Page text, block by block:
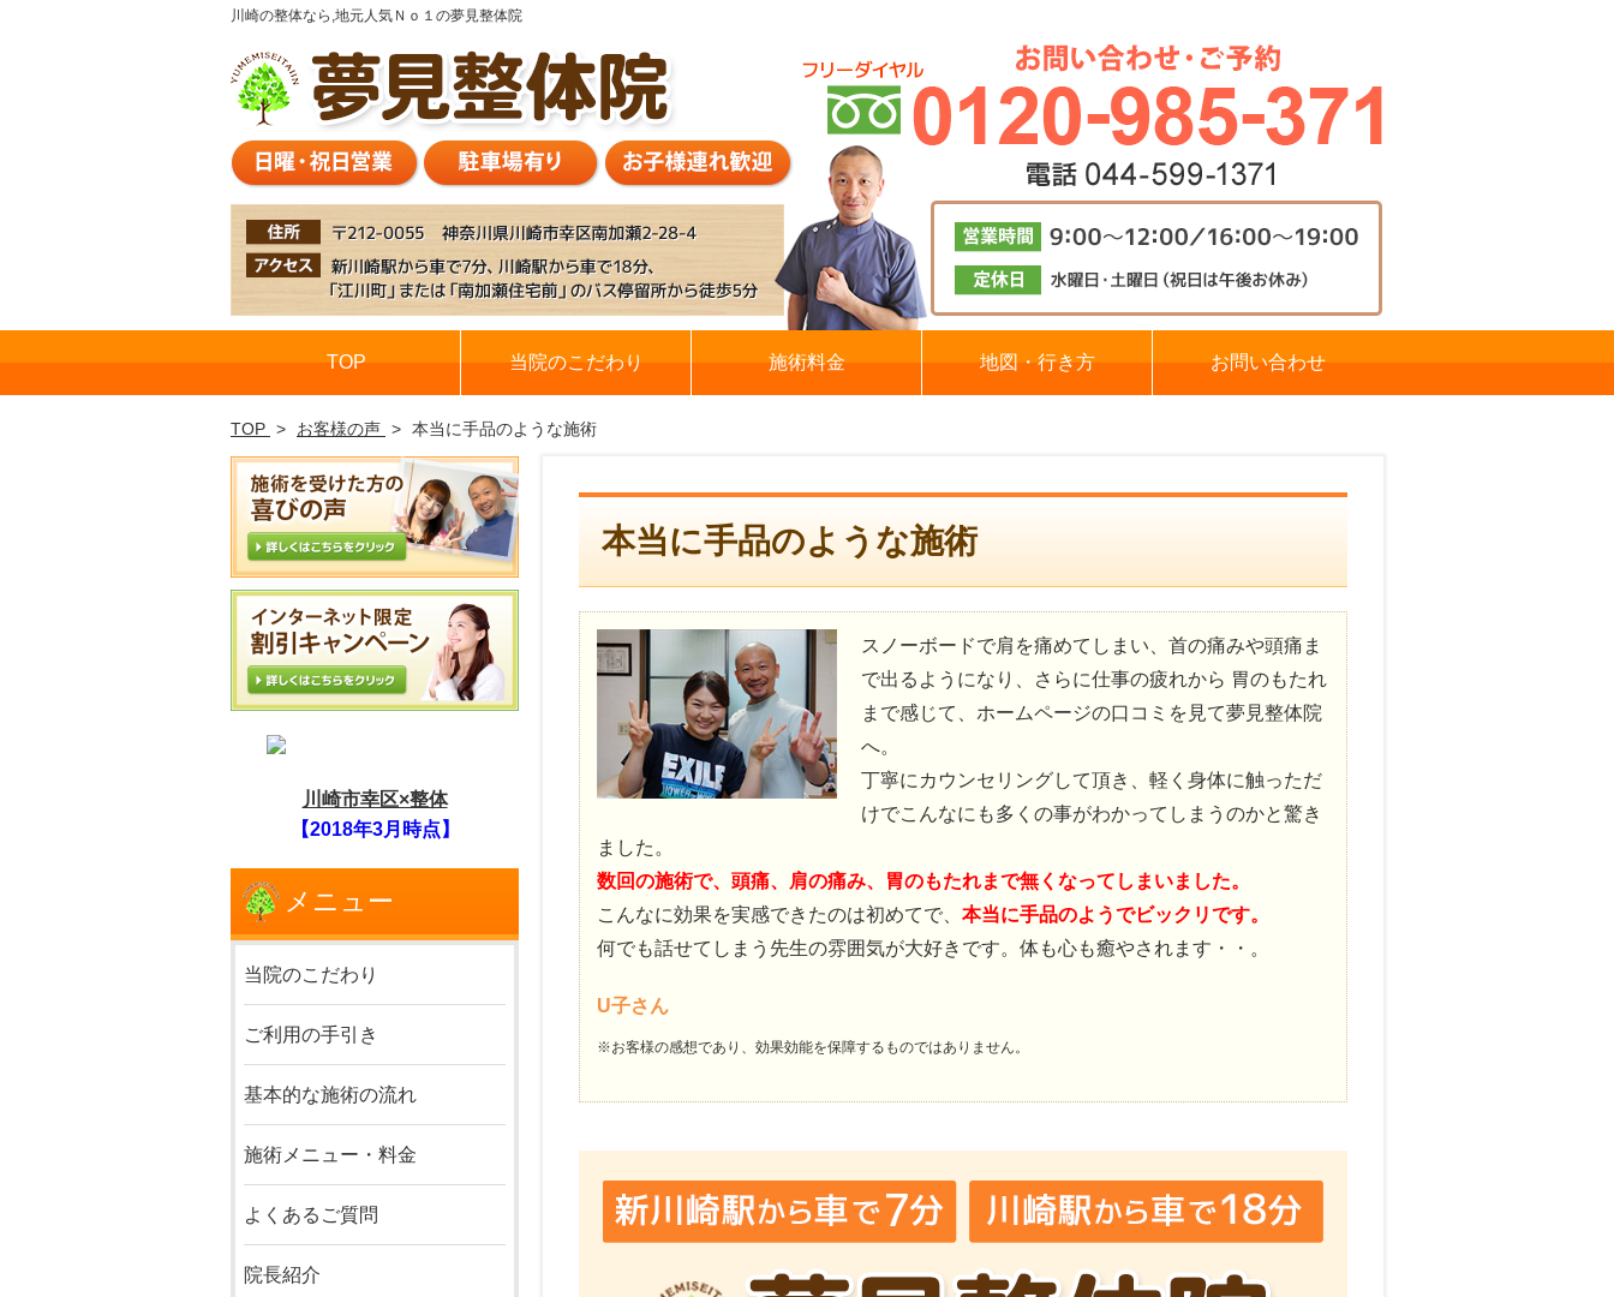
川崎の整体なら,地元人気Ｎｏ１の夢見整体院
TOP 当院のこだわり 施術料金 地図・行き方 お問い合わせ
TOP お客様の声 本当に手品のような施術​
本当に手品のような施術​
スノーボードで肩を痛めてしまい、首の痛みや頭痛ま
で出るようになり、さらに仕事の疲れから 胃のもたれ
まで感じて、ホームページの口コミを見て夢見整体院
へ。
丁寧にカウンセリングして頂き、軽く身体に触っただ
けでこんなにも多くの事がわかってしまうのかと驚き
ました。
数回の施術で、頭痛、肩の痛み、胃のもたれまで無くなってしまいました。
こんなに効果を実感できたのは初めてで、 本当に手品のようでビックリです。
何でも話せてしまう先生の雰囲気が大好きです。体も心も癒やされます・・。
U子さん
※お客様の感想であり、効果効能を保障するものではありません。
川崎市幸区×整体
【2018年3月時点】
メニュー
当院のこだわり
ご利用の手引き
基本的な施術の流れ
施術メニュー・料金
よくあるご質問
院長紹介